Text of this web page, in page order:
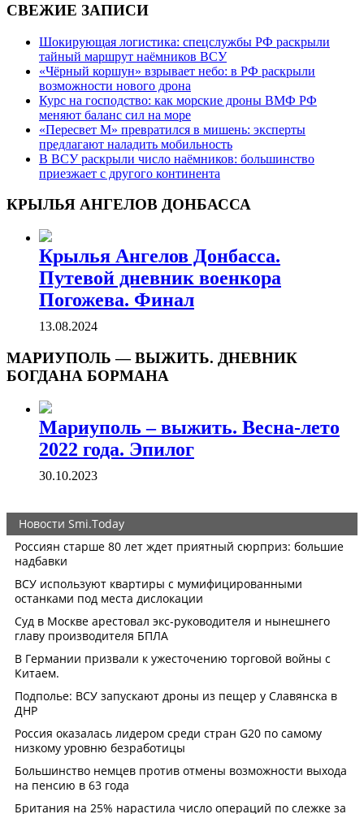
СВЕЖИЕ ЗАПИСИ
Шокирующая логистика: спецслужбы РФ раскрыли
тайный маршрут наёмников ВСУ
«Чёрный коршун» взрывает небо: в РФ раскрыли
возможности нового дрона
Курс на господство: как морские дроны ВМФ РФ
меняют баланс сил на море
«Пересвет М» превратился в мишень: эксперты
предлагают наладить мобильность
В ВСУ раскрыли число наёмников: большинство
приезжает с другого континента
КРЫЛЬЯ АНГЕЛОВ ДОНБАССА
Крылья Ангелов Донбасса.
Путевой дневник военкора
Погожева. Финал
13.08.2024
МАРИУПОЛЬ — ВЫЖИТЬ. ДНЕВНИК
БОГДАНА БОРМАНА
Мариуполь – выжить. Весна-лето
2022 года. Эпилог
30.10.2023